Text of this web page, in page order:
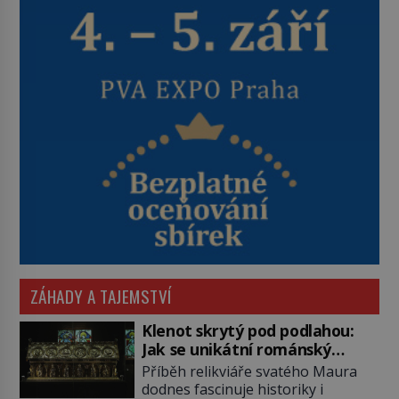
ZÁHADY A TAJEMSTVÍ
Klenot skrytý pod podlahou:
Jak se unikátní románský
poklad dostal do zapadlého
Bečova?
Příběh relikviáře svatého Maura
dodnes fascinuje historiky i